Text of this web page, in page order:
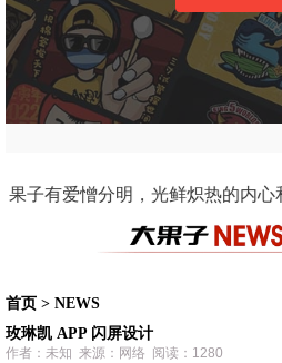
热的内心和个性。所
首页 > NEWS
玫琳凯 APP 闪屏设计
作者：未知 来源：网络 阅读：1280